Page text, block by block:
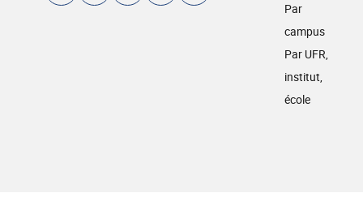
Par
campus
Par UFR,
institut,
école